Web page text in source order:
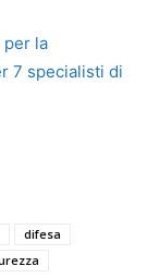
per la
7 specialisti di
difesa